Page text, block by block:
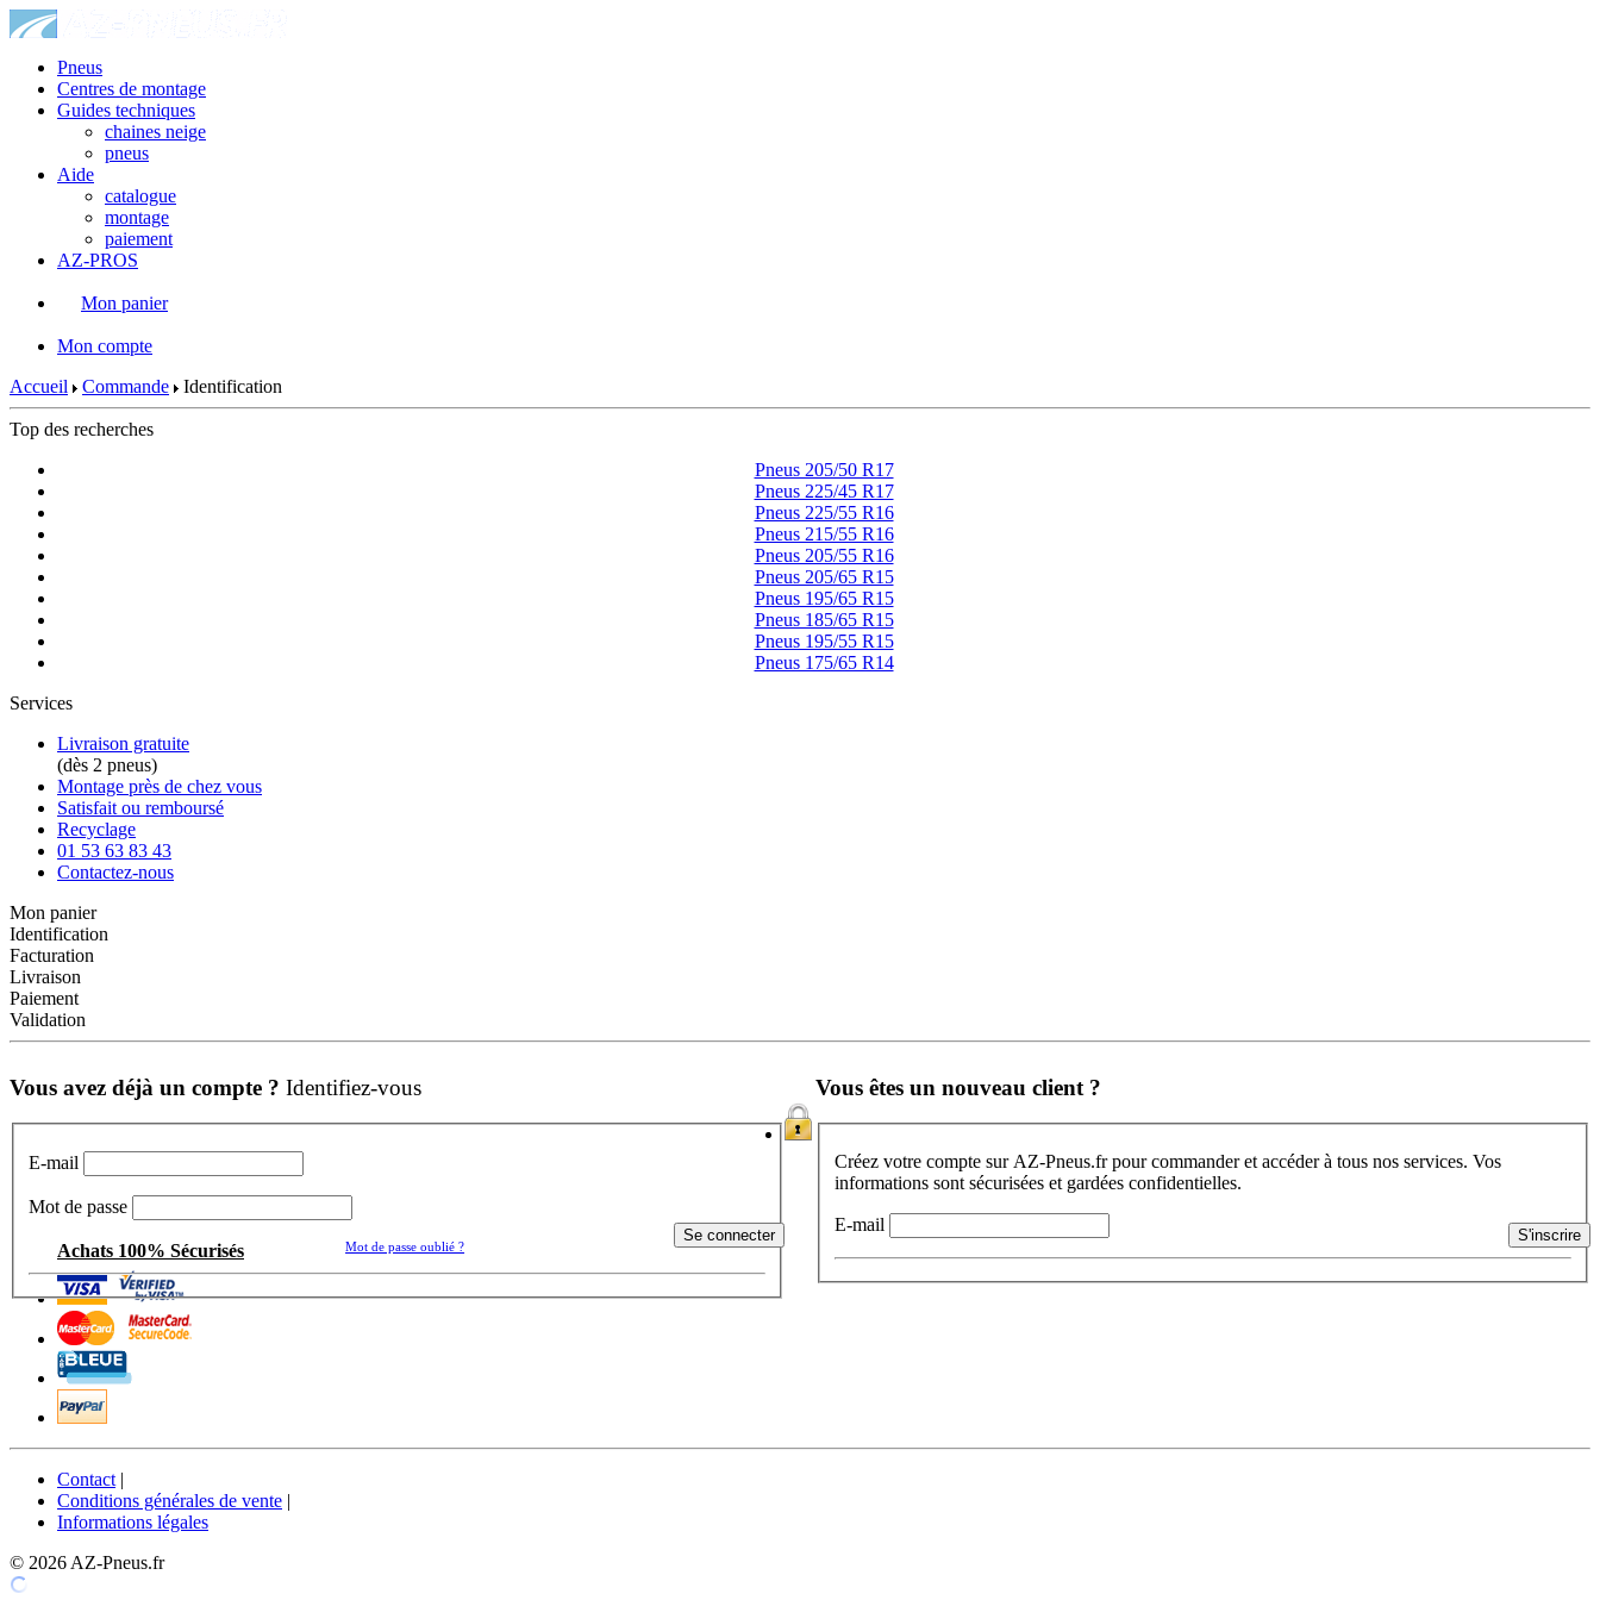
Pneus
Centres de montage
Guides techniques
chaines neige
pneus
Aide
catalogue
montage
paiement
AZ-PROS
Mon panier
Mon compte
Accueil
Commande Identification
Top des recherches
Pneus 205/50 R17
Pneus 225/45 R17
Pneus 225/55 R16
Pneus 215/55 R16
Pneus 205/55 R16
Pneus 205/65 R15
Pneus 195/65 R15
Pneus 185/65 R15
Pneus 195/55 R15
Pneus 175/65 R14
Services
Livraison gratuite
(dès 2 pneus)
Montage près de chez vous
Satisfait ou remboursé
Recyclage
01 53 63 83 43
Contactez-nous
Mon panier
Identification
Facturation
Livraison
Paiement
Validation
Vous avez déjà un compte ? Identifiez-vous
E-mail
Mot de passe
Mot de passe oublié ?
Vous êtes un nouveau client ?
Créez votre compte sur AZ-Pneus.fr pour commander et accéder à tous nos services. Vos
informations sont sécurisées et gardées confidentielles.
E-mail
Achats 100% Sécurisés
Contact|
Conditions générales de vente |
Informations légales
© 2026 AZ-Pneus.fr